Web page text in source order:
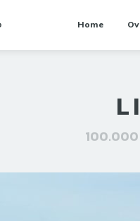
Home
100.000